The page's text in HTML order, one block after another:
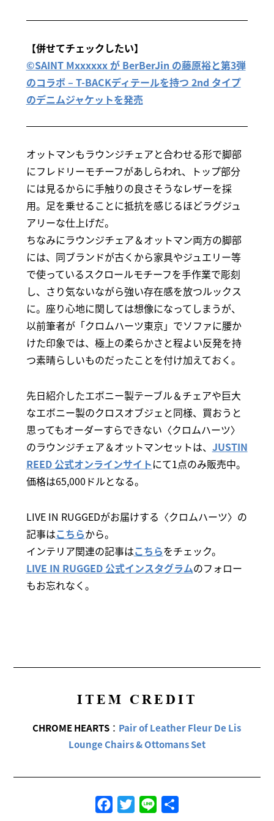
【併せてチェックしたい】
©SAINT Mxxxxxx が BerBerJin の藤原裕と第3弾
のコラボ – T-BACKディテールを持つ 2nd タイプ
のデニムジャケットを発売
オットマンもラウンジチェアと合わせる形で脚部
にフレドリーモチーフがあしらわれ、トップ部分
には見るからに手触りの良さそうなレザーを採
用。足を乗せることに抵抗を感じるほどラグジュ
アリーな仕上げだ。
ちなみにラウンジチェア＆オットマン両方の脚部
には、同ブランドが古くから家具やジュエリー等
で使っているスクロールモチーフを手作業で彫刻
し、さり気ないながら強い存在感を放つルックス
に。座り心地に関しては想像になってしまうが、
以前筆者が「クロムハーツ東京」でソファに腰か
けた印象では、極上の柔らかさと程よい反発を持
つ素晴らしいものだったことを付け加えておく。
先日紹介したエボニー製テーブル＆チェアや巨大
なエボニー製のクロスオブジェと同様、買おうと
思ってもオーダーすらできない〈クロムハーツ〉
のラウンジチェア＆オットマンセットは、 JUSTIN
REED 公式オンラインサイトにて1点のみ販売中。
価格は65,000ドルとなる。
LIVE IN RUGGEDがお届けする〈クロムハーツ〉の
記事はこちらから。
インテリア関連の記事はこちらをチェック。
LIVE IN RUGGED 公式インスタグラムのフォロー
もお忘れなく。
ITEM CREDIT
CHROME HEARTS ： Pair of Leather Fleur De Lis
Lounge Chairs & Ottomans Set
FacebookTwitterLine